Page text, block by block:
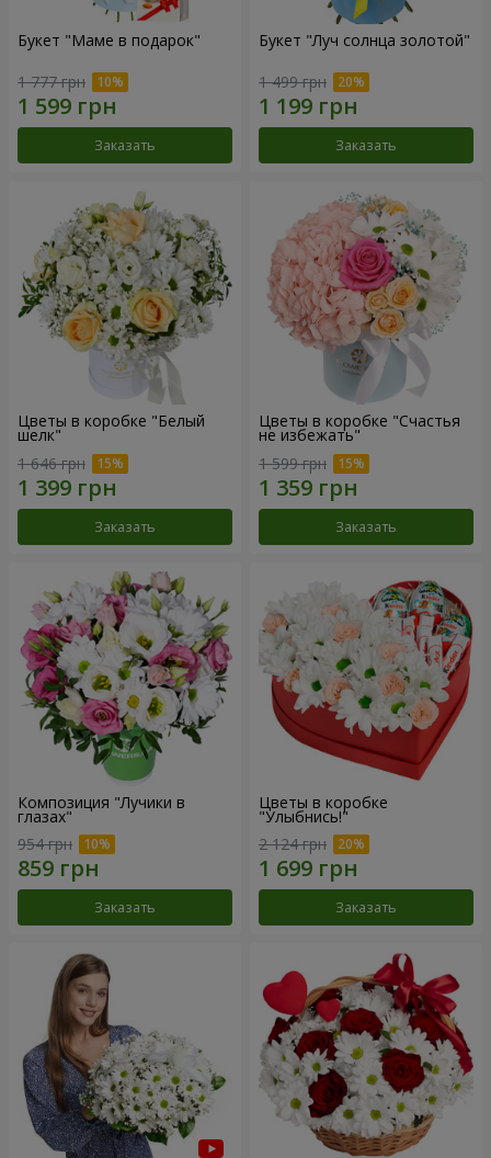
Букет "Маме в подарок"
1 777 грн
Заказать
Букет "Луч солнца золотой"
1 499 грн
Заказать
Цветы в коробке "Белый
шелк"
1 646 грн
Заказать
Цветы в коробке "Счастья
не избежать"
1 599 грн
Заказать
Композиция "Лучики в
глазах"
954 грн
Заказать
Цветы в коробке
"Улыбнись!"
2 124 грн
Заказать